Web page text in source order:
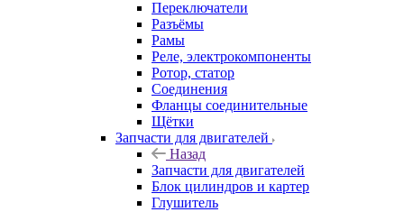
Переключатели
Разъёмы
Рамы
Реле, электрокомпоненты
Ротор, статор
Соединения
Фланцы соединительные
Щётки
Запчасти для двигателей
Назад
Запчасти для двигателей
Блок цилиндров и картер
Глушитель